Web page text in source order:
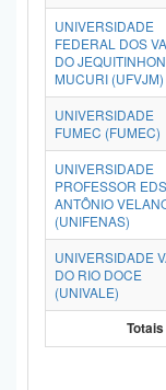
UNIVERSIDADE
FEDERAL DOS
DO
MUCURI (UFVJM)
UNIVERSIDADE
FUMEC (FUMEC)
UNIVERSIDADE
PROFESSOR
ANTÔNIO
(UNIFENAS)
UNIVERSIDADE
DO RIO DOCE
(UNIVALE)
Totais